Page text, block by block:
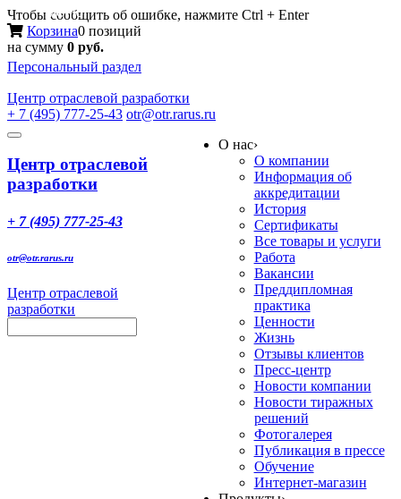
Чтобы сообщить об ошибке, нажмите Ctrl + Enter
Корзина0 позиций
на сумму 0 руб.
Персональный раздел
Центр отраслевой разработки
+ 7 (495) 777-25-43 otr@otr.rarus.ru
Toggle
Меню
Центр отраслевой
разработки
+ 7 (495) 777-25-43
otr@otr.rarus.ru
Центр отраслевой
разработки
О нас›
О компании
Информация об
аккредитации
История
Сертификаты
Все товары и услуги
Работа
Вакансии
Преддипломная
практика
Ценности
Жизнь
Отзывы клиентов
Пресс-центр
Новости компании
Новости тиражных
решений
Фотогалерея
Публикация в прессе
Обучение
Интернет-магазин